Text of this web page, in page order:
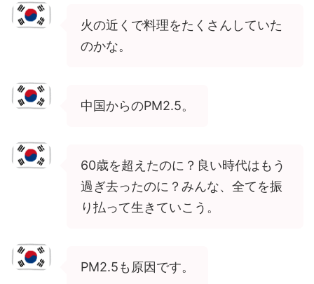
火の近くで料理をたくさんしていた
のかな。
中国からのPM2.5。
60歳を超えたのに？良い時代はもう
過ぎ去ったのに？みんな、全てを振
り払って生きていこう。
PM2.5も原因です。